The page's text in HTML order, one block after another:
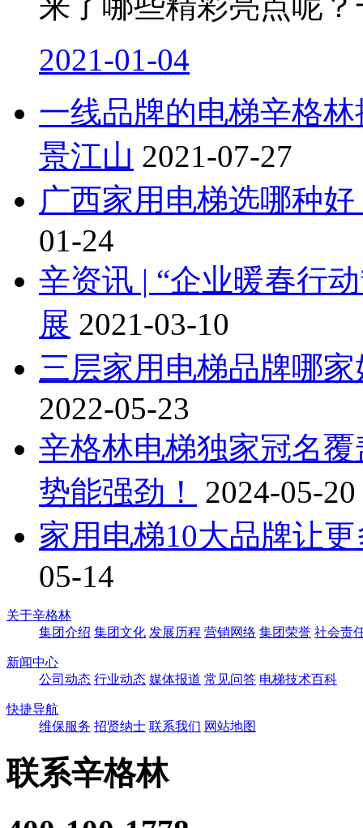
2021-01-04
一线品牌的电梯辛格
景江山 2021-07-27
广西家用电梯选哪种
01-24
辛资讯 | “企业暖春行
展 2021-03-10
三层家用电梯品牌哪
2022-05-23
辛格林电梯独家冠名
势能强劲！
2024-05-20
家用电梯10大品牌让
05-14
关于辛格林
集团介绍 集团文化 发展历程 营销网络 集团荣誉 社会责
新闻中心
公司动态 行业动态 媒体报道 常见问答 电梯技术百科
快捷导航
维保服务 招贤纳士 联系我们 网站地图
联系辛格林